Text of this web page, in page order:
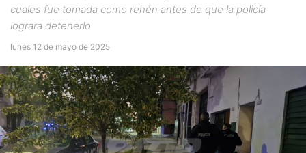
cuales fue tomada como rehén antes de que la policía
lograra detenerlo.
lunes 12 de mayo de 2025